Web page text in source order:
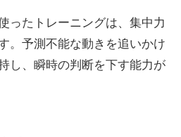
ったトレーニングは、集中力
。予測不能な動きを追いかけ
し、瞬時の判断を下す能力が